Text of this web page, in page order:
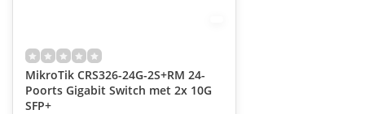
MikroTik CRS326-24G-2S+RM 24-
Poorts Gigabit Switch met 2x 10G
SFP+